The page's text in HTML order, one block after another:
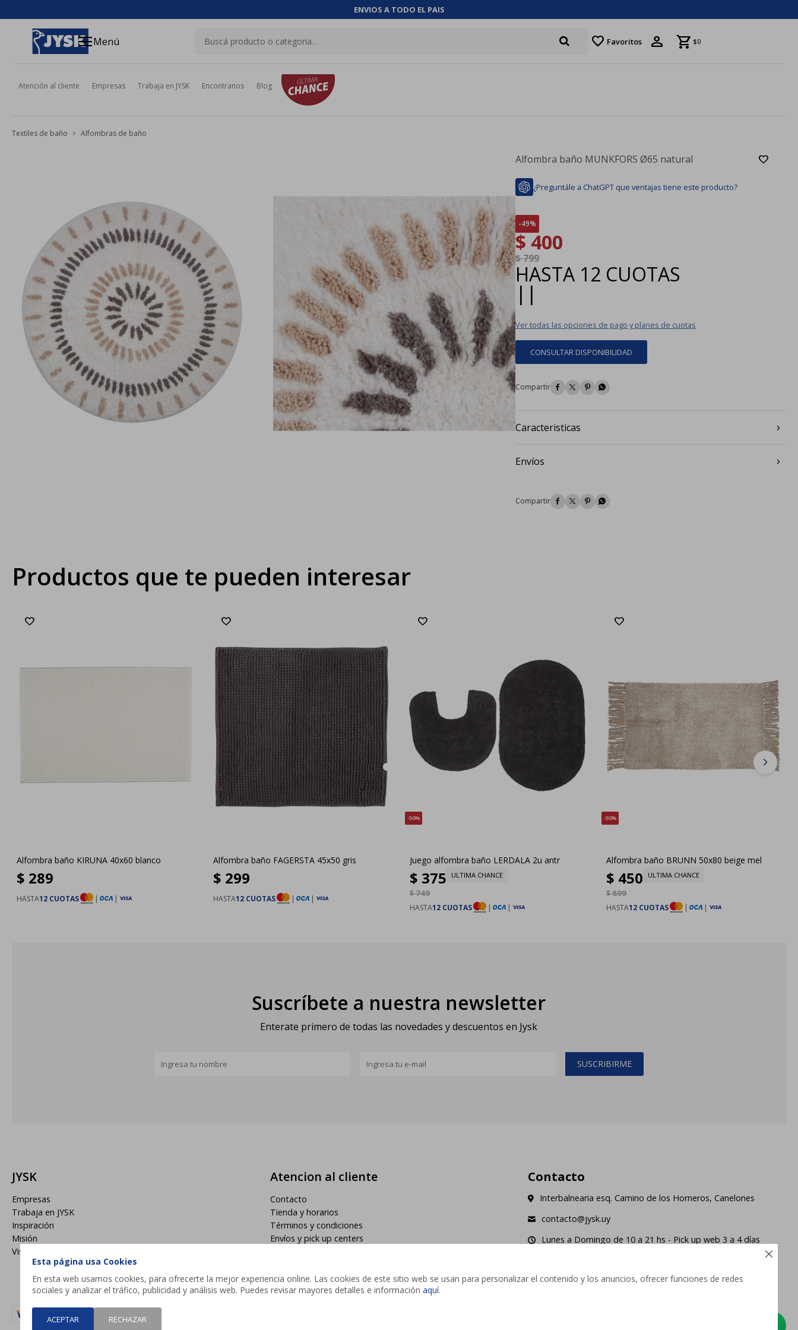

Esta página usa Cookies
En esta web usamos cookies, para ofrecerte la mejor experiencia online. Las cookies de este sitio web se usan para personalizar el contenido y los anuncios, ofrecer funciones de redes
sociales y analizar el tráfico, publicidad y análisis web. Puedes revisar mayores detalles e información aquí.
ACEPTAR RECHAZAR
ENVIOS A TODO EL PAIS
menuMenú favorite Favoritos $0
Atención al cliente Empresas Trabaja en JYSK Encontranos Blog
Textiles de baño Alfombras de baño
Alfombra baño MUNKFORS Ø65 natural
¿Preguntále a ChatGPT que ventajas tiene este producto?
49
$ 400
$799
HASTA 12 CUOTAS
| |
Ver todas las opciones de pago y planes de cuotas
CONSULTAR DISPONIBILIDAD
   
Caracteristicas
Envíos
   
Productos que te pueden interesar
Alfombra baño KIRUNA 40x60 blanco
$ 289
HASTA12 CUOTAS | |
Alfombra baño FAGERSTA 45x50 gris
$ 299
HASTA12 CUOTAS | |
50
Juego alfombra baño LERDALA 2u antr
$ 375
$749
ULTIMA CHANCE
HASTA12 CUOTAS | |
50
Alfombra baño BRUNN 50x80 beige mel
$ 450
$899
ULTIMA CHANCE
HASTA12 CUOTAS | |
Suscríbete a nuestra newsletter
Enterate primero de todas las novedades y descuentos en Jysk
SUSCRIBIRME
JYSK
Empresas
Trabaja en JYSK
Inspiración
Misión
Visión
Atencion al cliente
Contacto
Tienda y horarios
Términos y condiciones
Envíos y pick up centers
Contacto
Interbalnearia esq. Camino de los Horneros, Canelones
contacto@jysk.uy
Lunes a Domingo de 10 a 21 hs - Pick up web 3 a 4 días
   
close